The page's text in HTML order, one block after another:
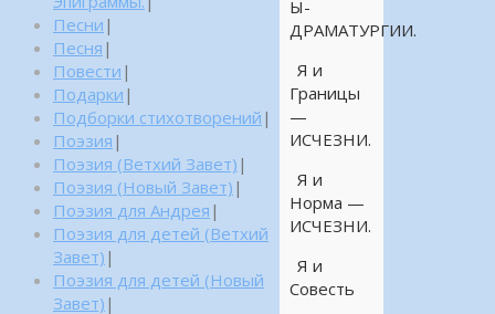
Ы-
ДРАМАТУРГИИ.
Я и
Границы
—
ИСЧЕЗНИ.
Я и
Норма —
ИСЧЕЗНИ.
Я и
Совесть
Песни |
Песня |
Повести |
Подарки |
Подборки стихотворений |
Поэзия |
Поэзия (Ветхий Завет) |
Поэзия (Новый Завет) |
Поэзия для Андрея |
Поэзия для детей (Ветхий
Завет) |
Поэзия для детей (Новый
Завет) |